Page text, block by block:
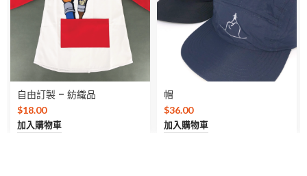
自由訂製 – 紡織品
$18.00
加入購物車
帽
$36.00
加入購物車